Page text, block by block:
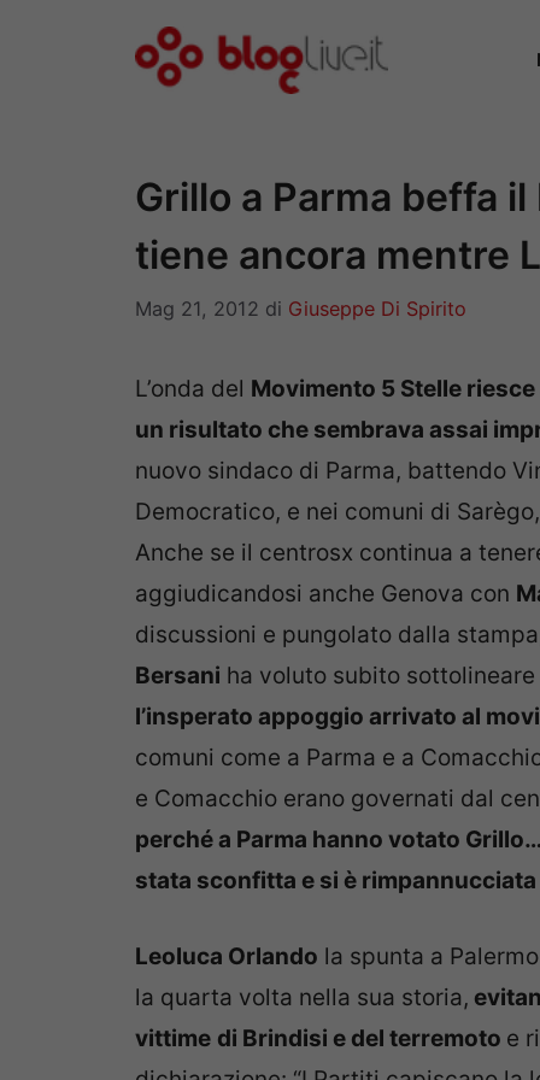
Grillo a Parma beffa
tiene ancora mentre
Mag 21, 2012 di Giuseppe Di Spirito
L’onda del Movimento 5 Stelle
un risultato che sembrava assai
nuovo sindaco di Parma, battendo
Democratico, e nei comuni di
Anche se il centrosx continua a
aggiudicandosi anche Genova con
discussioni e pungolato dalla
Bersani ha voluto subito sottolineare
l’insperato appoggio arrivato al
comuni come a Parma e a
e Comacchio erano governati dal
perché a Parma hanno votato
stata sconfitta e si è
Leoluca Orlando la spunta a
la quarta volta nella sua storia,
vittime di Brindisi e del terremoto e